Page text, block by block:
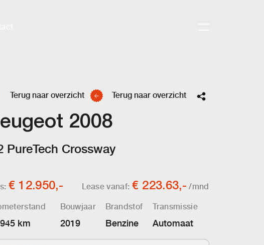
Terug naar overzicht Terug naar overzicht
2008
PureTech Crossway
€ 12.950,- Lease vanaf: € 223.63,- /mnd
km
Bouwjaar
2019
Brandstof
Benzine
Transmissie
Automaat